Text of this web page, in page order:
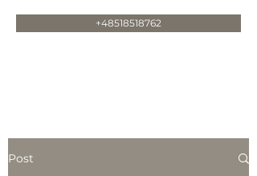
+48518518762
Post